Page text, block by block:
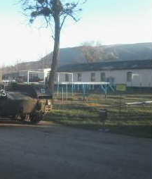
про війну та майбутне
тактика ведення війни в зоні
операції? Звичайно. І
підписання «Мінську-1» у